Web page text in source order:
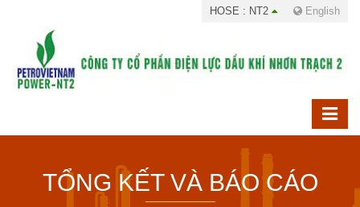
HOSE : NT2 English
TỔNG KẾT VÀ BÁO CÁO